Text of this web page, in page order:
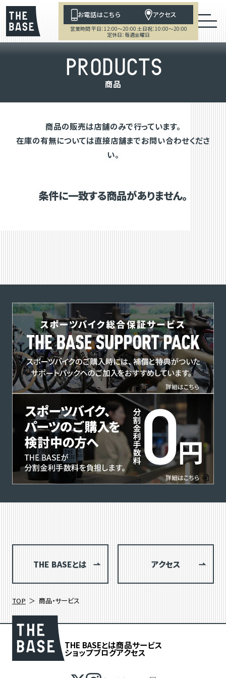
お電話はこちら アクセス
営業時間 平日：12:00～20:00 土日祝：10:00～20:00
定休日：毎週金曜日
PRODUCTS
商品
商品の販売は店舗のみで行っています。
在庫の有無については直接店舗までお問い合わせくださ
い。
条件に一致する商品がありません。
THE BASEとは アクセス
TOP 商品・サービス
THE BASEとは商品サービス
ショップブログアクセス